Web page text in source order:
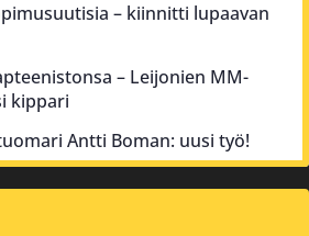
– kiinnitti lupaavan
– Leijonien MM-
kippari
Antti Boman: uusi työ!